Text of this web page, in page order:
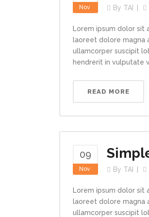
Nov By TAI
Lorem ipsum dolor sit
laoreet dolore magna
ullamcorper suscipit
hendrerit in vulputate
READ MORE
09
Nov By TAI
Lorem ipsum dolor sit
laoreet dolore magna
ullamcorper suscipit